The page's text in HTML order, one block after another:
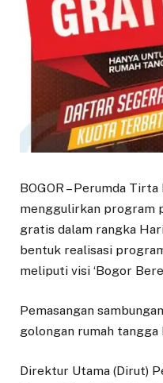
BOGOR – Perumda
menggulirkan program
gratis dalam rangka
bentuk realisasi
meliputi visi ‘Bogor
Pemasangan
golongan rumah tangga
Direktur Utama (Dirut)